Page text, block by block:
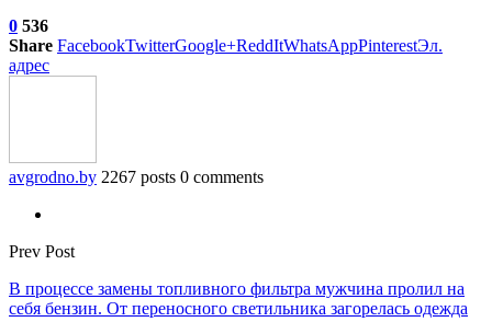
0 536
Share FacebookTwitterGoogle+ReddItWhatsAppPinterestЭл.
адрес
avgrodno.by 2267 posts 0 comments
Prev Post
В процессе замены топливного фильтра мужчина пролил на
себя бензин. От переносного светильника загорелась одежда